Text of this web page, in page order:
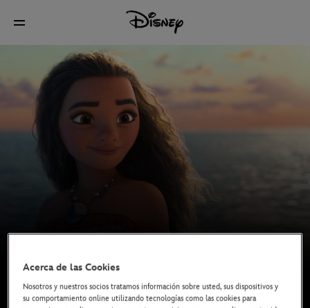
Acerca de las Cookies
Nosotros y nuestros socios tratamos información sobre usted, sus dispositivos y
su comportamiento online utilizando tecnologías como las cookies para